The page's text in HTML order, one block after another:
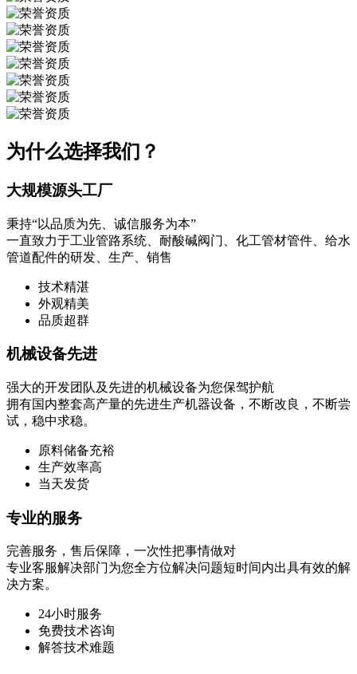
为什么选择我们？
大规模源头工厂
秉持“以品质为先、诚信服务为本”
一直致力于工业管路系统、耐酸碱阀门、化工管材管件、给水
管道配件的研发、生产、销售
技术精湛
外观精美
品质超群
机械设备先进
强大的开发团队及先进的机械设备为您保驾护航
拥有国内整套高产量的先进生产机器设备，不断改良，不断尝
试，稳中求稳。
原料储备充裕
生产效率高
当天发货
专业的服务
完善服务，售后保障，一次性把事情做对
专业客服解决部门为您全方位解决问题短时间内出具有效的解
决方案。
24小时服务
免费技术咨询
解答技术难题